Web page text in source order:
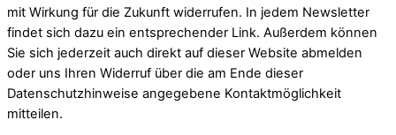
mit Wirkung für die Zukunft widerrufen. In jedem Newsletter
findet sich dazu ein entsprechender Link. Außerdem können
Sie sich jederzeit auch direkt auf dieser Website abmelden
oder uns Ihren Widerruf über die am Ende dieser
Datenschutzhinweise angegebene Kontaktmöglichkeit
mitteilen.